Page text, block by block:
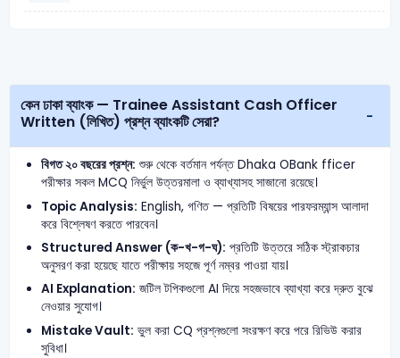
কেন ঢাকা ব্যাংক — Trainee Assistant Cash Officer
Written (লিখিত) প্রশ্ন ব্যাংকটি সেরা?
বিগত ২০ বছরের প্রশ্ন: শুরু থেকে বর্তমান পর্যন্ত Dhaka OBank fficer
পরীক্ষার সকল MCQ নির্ভুল উত্তরমালা ও ব্যাখ্যাসহ সাজানো রয়েছে।
Topic Analysis: English, গণিত — প্রতিটি বিষয়ের পারফরম্যান্স আলাদা
করে বিশ্লেষণ করতে পারবেন।
Structured Answer (ক-খ-গ-ঘ): প্রতিটি উত্তরে সঠিক স্ট্রাকচার
অনুসরণ করা হয়েছে যাতে পরীক্ষায় সহজে পূর্ণ নম্বর পাওয়া যায়।
AI Explanation: জটিল টপিকগুলো AI দিয়ে সহজভাবে ব্যাখ্যা করে দ্রুত বুঝে
নেওয়ার সুযোগ।
Mistake Vault: ভুল করা CQ প্রশ্নগুলো সংরক্ষণ করে পরে রিভিউ করার
সুবিধা।